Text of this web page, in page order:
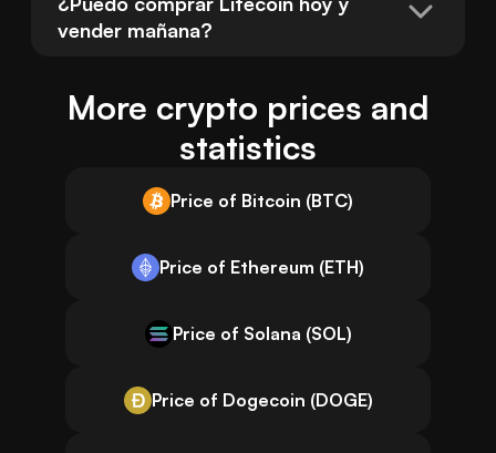
vender mañana?
More crypto prices and
statistics
Price of Bitcoin (BTC)
Price of Ethereum (ETH)
Price of Solana (SOL)
Price of Dogecoin (DOGE)